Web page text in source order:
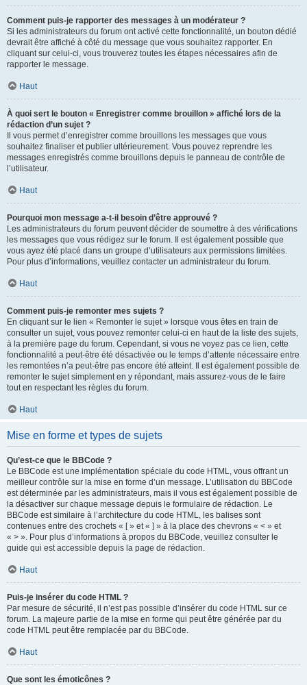
Comment puis-je rapporter des messages à un modérateur ?
Si les administrateurs du forum ont activé cette fonctionnalité, un bouton dédié
devrait être affiché à côté du message que vous souhaitez rapporter. En
cliquant sur celui-ci, vous trouverez toutes les étapes nécessaires afin de
rapporter le message.
Haut
À quoi sert le bouton « Enregistrer comme brouillon » affiché lors de la
rédaction d’un sujet ?
Il vous permet d’enregistrer comme brouillons les messages que vous
souhaitez finaliser et publier ultérieurement. Vous pouvez reprendre les
messages enregistrés comme brouillons depuis le panneau de contrôle de
l’utilisateur.
Haut
Pourquoi mon message a-t-il besoin d’être approuvé ?
Les administrateurs du forum peuvent décider de soumettre à des vérifications
les messages que vous rédigez sur le forum. Il est également possible que
vous ayez été placé dans un groupe d’utilisateurs aux permissions limitées.
Pour plus d’informations, veuillez contacter un administrateur du forum.
Haut
Comment puis-je remonter mes sujets ?
En cliquant sur le lien « Remonter le sujet » lorsque vous êtes en train de
consulter un sujet, vous pouvez remonter celui-ci en haut de la liste des sujets,
à la première page du forum. Cependant, si vous ne voyez pas ce lien, cette
fonctionnalité a peut-être été désactivée ou le temps d’attente nécessaire entre
les remontées n’a peut-être pas encore été atteint. Il est également possible de
remonter le sujet simplement en y répondant, mais assurez-vous de le faire
tout en respectant les règles du forum.
Haut
Mise en forme et types de sujets
Qu’est-ce que le BBCode ?
Le BBCode est une implémentation spéciale du code HTML, vous offrant un
meilleur contrôle sur la mise en forme d’un message. L’utilisation du BBCode
est déterminée par les administrateurs, mais il vous est également possible de
la désactiver sur chaque message depuis le formulaire de rédaction. Le
BBCode est similaire à l’architecture du code HTML, les balises sont
contenues entre des crochets « [ » et « ] » à la place des chevrons « < » et
« > ». Pour plus d’informations à propos du BBCode, veuillez consulter le
guide qui est accessible depuis la page de rédaction.
Haut
Puis-je insérer du code HTML ?
Par mesure de sécurité, il n’est pas possible d’insérer du code HTML sur ce
forum. La majeure partie de la mise en forme qui peut être générée par du
code HTML peut être remplacée par du BBCode.
Haut
Que sont les émoticônes ?